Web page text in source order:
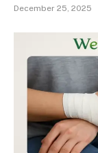
December 25, 2025